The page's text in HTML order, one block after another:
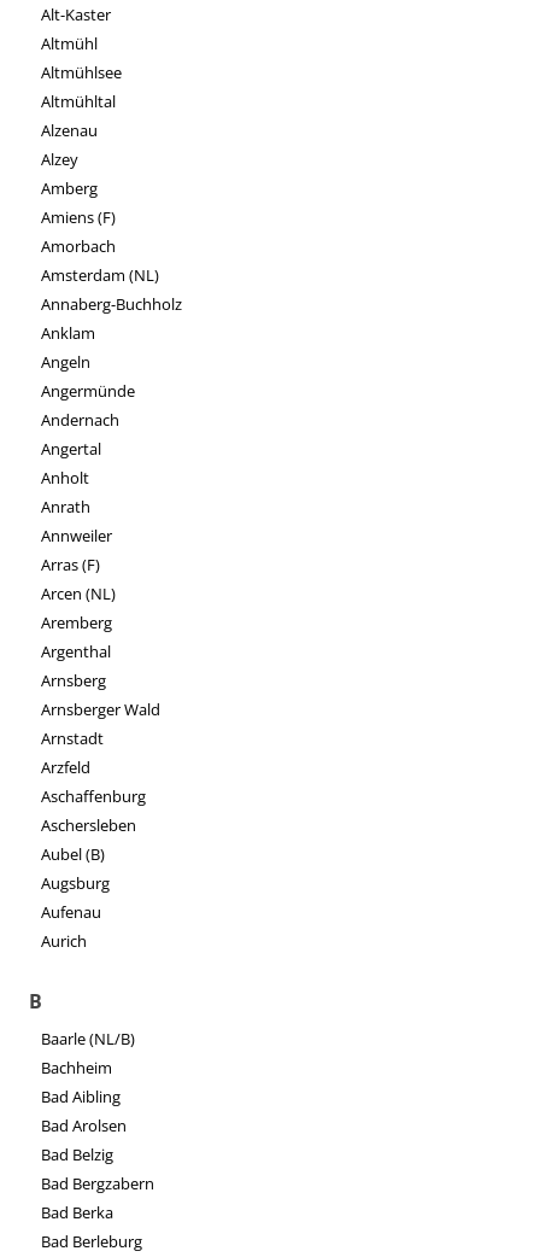
Alt-Kaster
Altmühl
Altmühlsee
Altmühltal
Alzenau
Alzey
Amberg
Amiens (F)
Amorbach
Amsterdam (NL)
Annaberg-Buchholz
Anklam
Angeln
Angermünde
Andernach
Angertal
Anholt
Anrath
Annweiler
Arras (F)
Arcen (NL)
Aremberg
Argenthal
Arnsberg
Arnsberger Wald
Arnstadt
Arzfeld
Aschaffenburg
Aschersleben
Aubel (B)
Augsburg
Aufenau
Aurich
B
Baarle (NL/B)
Bachheim
Bad Aibling
Bad Arolsen
Bad Belzig
Bad Bergzabern
Bad Berka
Bad Berleburg